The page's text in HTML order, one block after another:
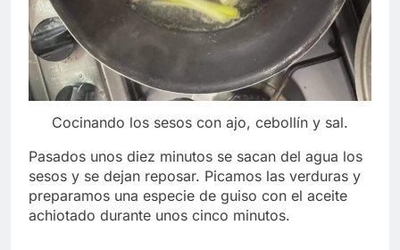
Cocinando los sesos con ajo, cebollín y sal.
Pasados unos diez minutos se sacan del agua los
sesos y se dejan reposar. Picamos las verduras y
preparamos una especie de guiso con el aceite
achiotado durante unos cinco minutos.